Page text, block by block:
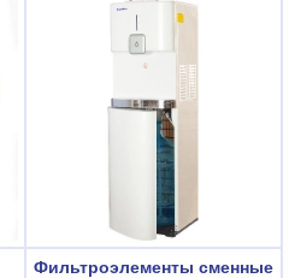
Фильтроэлементы сменные